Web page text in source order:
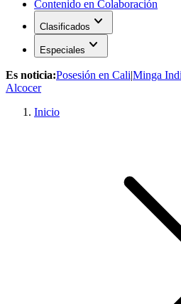
Contenido en Colaboración
Clasificados expand_more
Especiales expand_more
Es noticia:Posesión en Cali|Minga
Alcocer
Inicio